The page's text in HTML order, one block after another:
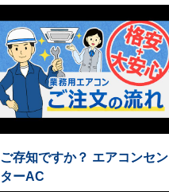
ご存知ですか？ エアコンセン
ターAC